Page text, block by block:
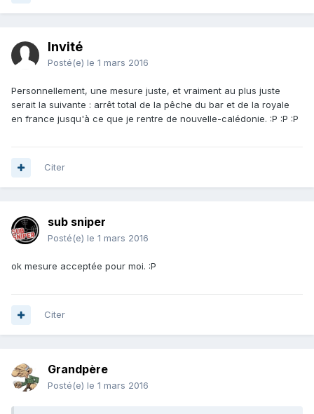
Invité
Posté(e) le 1 mars 2016
Personnellement, une mesure juste, et vraiment au plus juste
serait la suivante : arrêt total de la pêche du bar et de la royale
en france jusqu'à ce que je rentre de nouvelle-calédonie. :P :P :P
Citer
sub sniper
Posté(e) le 1 mars 2016
ok mesure acceptée pour moi. :P
Citer
Grandpère
Posté(e) le 1 mars 2016